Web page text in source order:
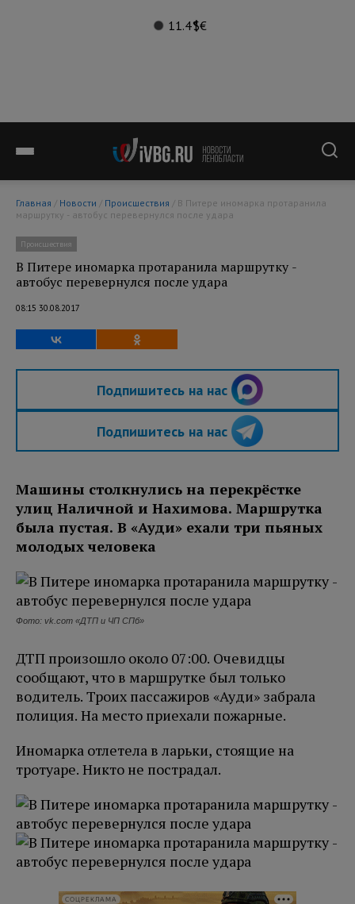
11.4°$€
Главная / Новости / Происшествия
маршрутку - автобус перевернулся после удара
Происшествия
В Питере иномарка протаранила маршрутку -
автобус перевернулся после удара
08:15 30.08.2017
Подпишитесь на нас
Подпишитесь на нас
Машины столкнулись на перекрёстке
улиц Наличной и Нахимова. Маршрутка
была пустая. В «Ауди» ехали три пьяных
молодых человека
Фото: vk.com «ДТП и ЧП СПб»
ДТП произошло около 07:00. Очевидцы
сообщают, что в маршрутке был только
водитель. Троих пассажиров «Ауди» забрала
полиция. На место приехали пожарные.
Иномарка отлетела в ларьки, стоящие на
тротуаре. Никто не пострадал.
СОЦРЕКЛАМА